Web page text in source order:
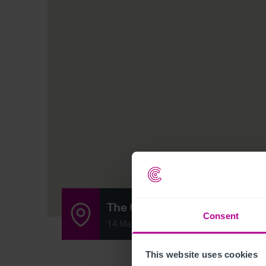
Consent
This website uses cookies
The Castle Bar
14 Market Place, Cockermouth CA13 9NQ